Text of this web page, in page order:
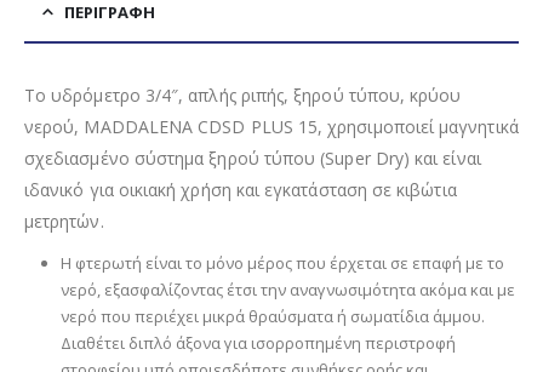
ΠΕΡΙΓΡΑΦΉ
Το υδρόμετρο 3/4″, απλής ριπής, ξηρού τύπου, κρύου
νερού, MADDALENA CDSD PLUS 15, χρησιμοποιεί μαγνητικά
σχεδιασμένο σύστημα ξηρού τύπου (Super Dry) και είναι
ιδανικό για οικιακή χρήση και εγκατάσταση σε κιβώτια
μετρητών.
Η φτερωτή είναι το μόνο μέρος που έρχεται σε επαφή με το
νερό, εξασφαλίζοντας έτσι την αναγνωσιμότητα ακόμα και με
νερό που περιέχει μικρά θραύσματα ή σωματίδια άμμου.
Διαθέτει διπλό άξονα για ισορροπημένη περιστροφή